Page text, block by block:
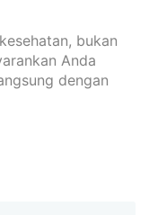
bukan
Anda
dengan